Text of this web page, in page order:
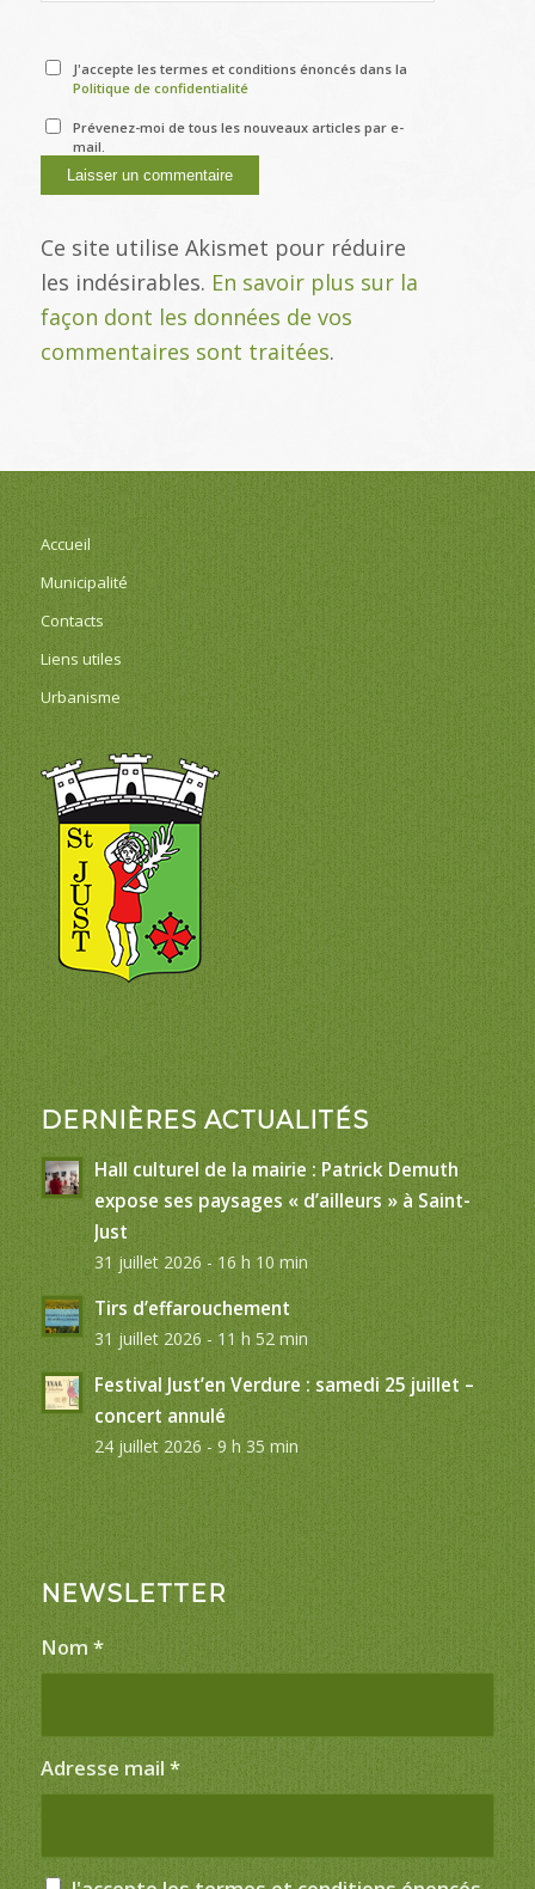
J'accepte les termes et conditions énoncés dans la
Politique de confidentialité
Prévenez-moi de tous les nouveaux articles par e-
mail.
Ce site utilise Akismet pour réduire
les indésirables. En savoir plus sur la
façon dont les données de vos
commentaires sont traitées.
Accueil
Municipalité
Contacts
Liens utiles
Urbanisme
DERNIÈRES ACTUALITÉS
Hall culturel de la mairie : Patrick Demuth
expose ses paysages « d’ailleurs » à Saint-
Just
31 juillet 2026 - 16 h 10 min
Tirs d’effarouchement
31 juillet 2026 - 11 h 52 min
Festival Just’en Verdure : samedi 25 juillet –
concert annulé
24 juillet 2026 - 9 h 35 min
NEWSLETTER
Nom *
Adresse mail *